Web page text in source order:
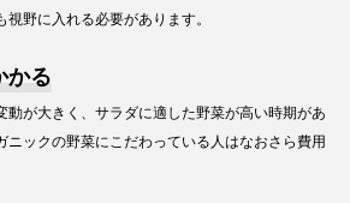
野に入れる必要があります。
かる
動が大きく、サラダに適した野菜が高い時期があ
ニックの野菜にこだわっている人はなおさら費用